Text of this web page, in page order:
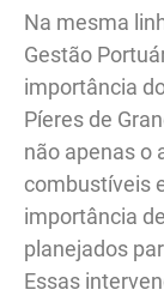
Na mesma
Gestão
importância
Píeres de
não apenas o
combustíveis
importância
planejados
Essas